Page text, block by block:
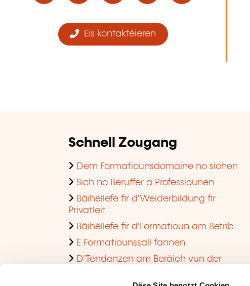
Eis kontaktéieren
Schnell Zougang
Dem Formatiounsdomaine no sichen
Sich no Beruffer a Professiounen
Bäihëllefe fir d'Weiderbildung fir
Privatleit
Bäihëllefe fir d'Formatioun am Betrib
E Formatiounssall fannen
D'Tendenzen am Beräich vun der